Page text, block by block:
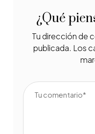
¿Qué
Tu dirección de
publicada. Los